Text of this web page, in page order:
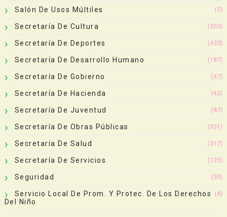
Salón De Usos Múltiles (5)
Secretaría De Cultura (203)
Secretaría De Deportes (433)
Secretaría De Desarrollo Humano (187)
Secretaría De Gobierno (47)
Secretaría De Hacienda (42)
Secretaría De Juventud (87)
Secretaría De Obras Públicas (551)
Secretaría De Salud (317)
Secretaría De Servicios (125)
Seguridad (55)
Servicio Local De Prom. Y Protec. De Los Derechos
Del Niño
(4)